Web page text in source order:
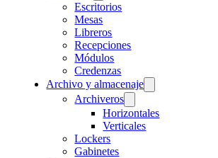
Escritorios
Mesas
Libreros
Recepciones
Módulos
Credenzas
Archivo y almacenaje
Archiveros
Horizontales
Verticales
Lockers
Gabinetes